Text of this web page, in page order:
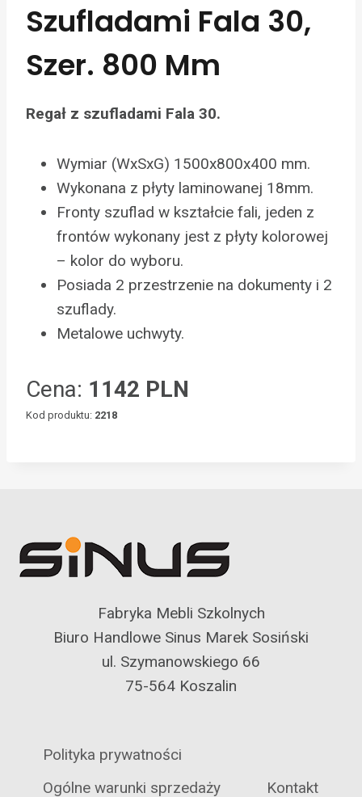
Szufladami Fala 30,
Szer. 800 Mm
Regał z szufladami Fala 30.
Wymiar (WxSxG) 1500x800x400 mm.
Wykonana z płyty laminowanej 18mm.
Fronty szuflad w kształcie fali, jeden z
frontów wykonany jest z płyty kolorowej
– kolor do wyboru.
Posiada 2 przestrzenie na dokumenty i 2
szuflady.
Metalowe uchwyty.
Cena: 1142 PLN
Kod produktu: 2218
Fabryka Mebli Szkolnych
Biuro Handlowe Sinus Marek Sosiński
ul. Szymanowskiego 66
75-564 Koszalin
Polityka prywatności
Ogólne warunki sprzedaży
Kontakt